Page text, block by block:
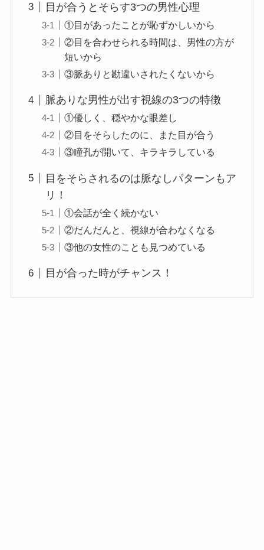
目が合うとそらす3つの男性心理
①目があったことが恥ずかしいから
②目を合わせられる時間は、男性の方が
短いから
③脈ありと勘違いされたくないから
脈ありな男性が出す視線の3つの特徴
①優しく、穏やかな眼差し
②目をそらしたのに、また目が合う
③瞳孔が開いて、キラキラしている
目をそらされるのは脈なしパターンもア
リ！
①会話が全く続かない
②だんだんと、視線が合わなくなる
③他の女性のことも見つめている
目が合った時がチャンス！